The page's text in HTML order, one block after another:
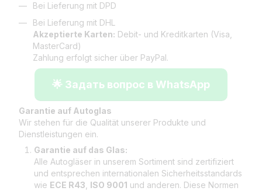
Bei Lieferung mit DPD
Bei Lieferung mit DHL
Akzeptierte Karten: Debit- und Kreditkarten (Visa,
MasterCard)
Zahlung erfolgt sicher über PayPal.
🌟 Задать вопрос в WhatsApp
Garantie auf Autoglas
Wir stehen für die Qualität unserer Produkte und
Dienstleistungen ein.
Garantie auf das Glas:
Alle Autogläser in unserem Sortiment sind zertifiziert
und entsprechen internationalen Sicherheitsstandards
wie ECE R43 ISO 9001 und anderen. Diese Normen